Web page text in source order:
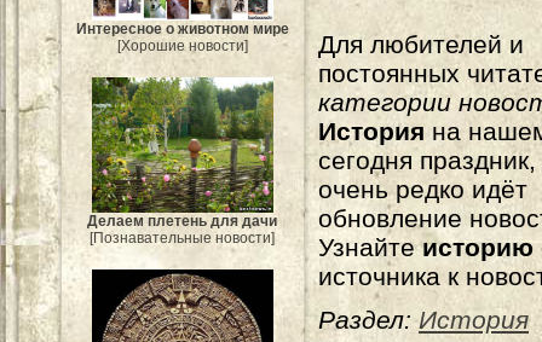
Интересное о животном мире
[Хорошие новости]
Делаем плетень для дачи
[Познавательные новости]
Для любителей и
постоянных
категории
История на
сегодня праздник,
очень редко идёт
обновление
Узнайте
источника к
Раздел: История